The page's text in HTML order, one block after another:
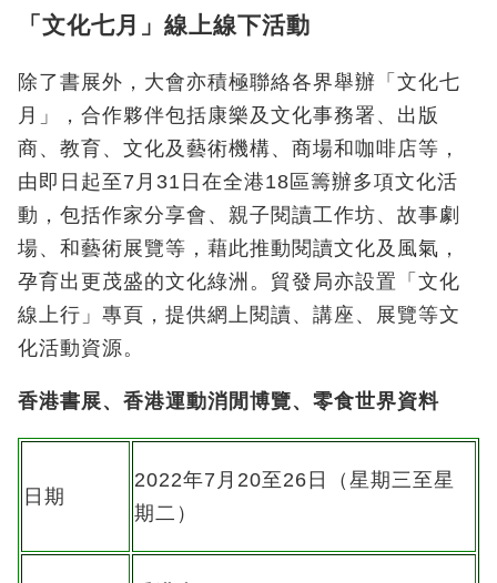
「文化七月」線上線下活動
除了書展外，大會亦積極聯絡各界舉辦「文化七
月」，合作夥伴包括康樂及文化事務署、出版
商、教育、文化及藝術機構、商場和咖啡店等，
由即日起至7月31日在全港18區籌辦多項文化活
動，包括作家分享會、親子閱讀工作坊、故事劇
場、和藝術展覽等，藉此推動閱讀文化及風氣，
孕育出更茂盛的文化綠洲。貿發局亦設置「文化
線上行」專頁，提供網上閱讀、講座、展覽等文
化活動資源。
香港書展、香港運動消閒博覽、零食世界資料
日期
2022年7月20至26日（星期三至星
期二）